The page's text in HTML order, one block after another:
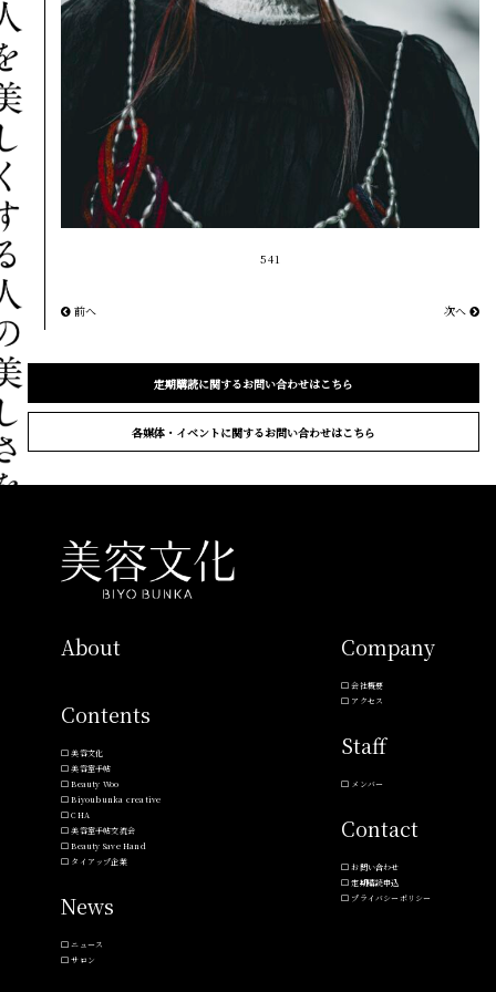
541
前へ 次へ
定期購読に関するお問い合わせはこちら
各媒体・イベントに関するお問い合わせはこちら
About
Contents
美容文化
美容室手帖
Beauty Woo
Biyoubunka creative
CHA
美容室手帖交流会
Beauty Save Hand
タイアップ企業
News
ニュース
サロン
Company
会社概要
アクセス
Staff
メンバー
Contact
お問い合わせ
定期購読申込
プライバシーポリシー